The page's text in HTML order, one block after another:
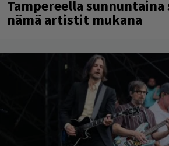
Tampereella sunnuntaina
nämä artistit mukana